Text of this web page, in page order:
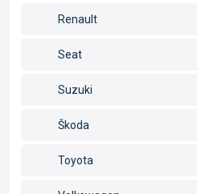
Renault
Seat
Suzuki
Škoda
Toyota